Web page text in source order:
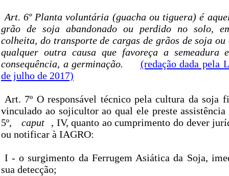
Art. 6º Planta voluntária (guacha ou tiguera) é
grão de soja abandonado ou perdido no solo,
colheita, do transporte de cargas de grãos de soja ou
qualquer outra causa que favoreça a semeadura
consequência, a germinação.
(redação dada pela
de julho de 2017)
Art. 7º O responsável técnico pela cultura da soja
vinculado ao sojicultor ao qual ele preste
5º,
caput
, IV, quanto ao cumprimento do dever
ou notificar à IAGRO:
I - o surgimento da Ferrugem Asiática da Soja,
sua detecção;